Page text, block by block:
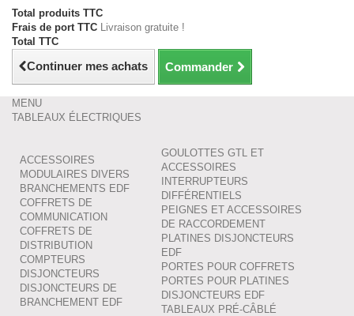
Total produits TTC
Frais de port TTC Livraison gratuite !
Total TTC
Continuer mes achats Commander
MENU
TABLEAUX ÉLECTRIQUES
ACCESSOIRES
MODULAIRES DIVERS
BRANCHEMENTS EDF
COFFRETS DE
COMMUNICATION
COFFRETS DE
DISTRIBUTION
COMPTEURS
DISJONCTEURS
DISJONCTEURS DE
BRANCHEMENT EDF
GOULOTTES GTL ET
ACCESSOIRES
INTERRUPTEURS
DIFFÉRENTIELS
PEIGNES ET ACCESSOIRES
DE RACCORDEMENT
PLATINES DISJONCTEURS
EDF
PORTES POUR COFFRETS
PORTES POUR PLATINES
DISJONCTEURS EDF
TABLEAUX PRÉ-CÂBLÉ